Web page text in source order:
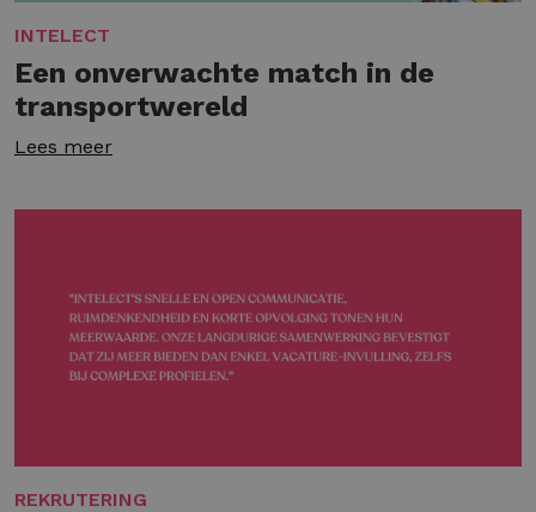
INTELECT
Een onverwachte match in de
transportwereld
Lees meer
REKRUTERING